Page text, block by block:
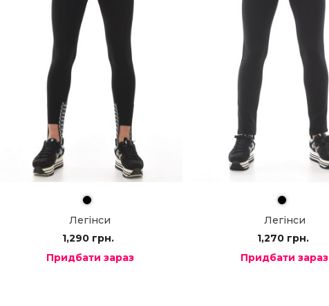
Легінси
1,290 грн.
Придбати зараз
Легінси
1,270 грн.
Придбати зараз